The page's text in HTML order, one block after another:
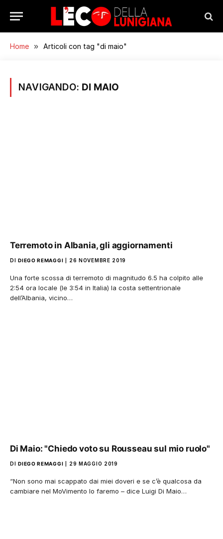
Home » Articoli con tag "di maio"
NAVIGANDO: DI MAIO
Terremoto in Albania, gli aggiornamenti
DI DIEGO REMAGGI 26 NOVEMBRE 2019
Una forte scossa di terremoto di magnitudo 6.5 ha colpito alle
2:54 ora locale (le 3:54 in Italia) la costa settentrionale
dell’Albania, vicino…
Di Maio: "Chiedo voto su Rousseau sul mio ruolo"
DI DIEGO REMAGGI 29 MAGGIO 2019
“Non sono mai scappato dai miei doveri e se c’è qualcosa da
cambiare nel MoVimento lo faremo – dice Luigi Di Maio…